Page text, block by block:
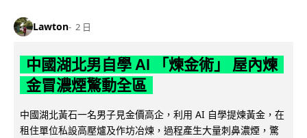
Lawton 2 日
中國湖北男自學 AI 「煉金術」 屋內煉
金冒濃煙驚動全區
中國湖北黃石一名男子見金價高企，利用 AI 自學提煉黃金，在
租住單位私設高壓爐及作坊冶煉，過程產生大量刺鼻濃煙，驚